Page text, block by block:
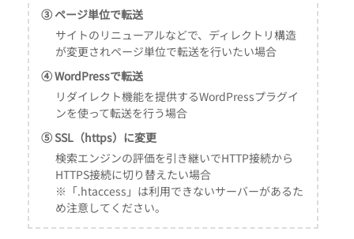
③ ページ単位で転送
サイトのリニューアルなどで、ディレクトリ構造
が変更されページ単位で転送を行いたい場合
④ WordPressで転送
リダイレクト機能を提供するWordPressプラグイ
ンを使って転送を行う場合
⑤ SSL（https）に変更
検索エンジンの評価を引き継いでHTTP接続から
HTTPS接続に切り替えたい場合
※「.htaccess」は利用できないサーバーがあるた
め注意してください。